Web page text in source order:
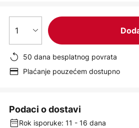
1
50 dana besplatnog povrata
Plaćanje pouzećem dostupno
Podaci o dostavi
Rok isporuke: 11 - 16 dana